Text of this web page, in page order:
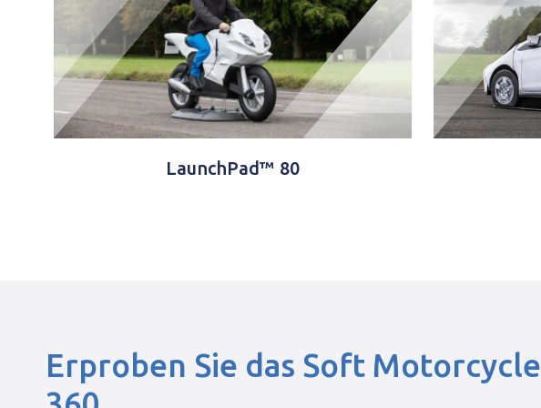
LaunchPad™ 80
Erproben Sie das Soft Motorcycle